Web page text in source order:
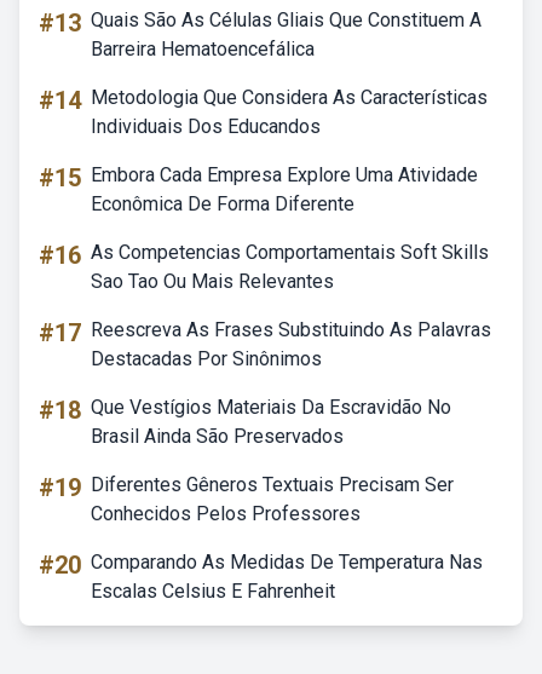
#13 Quais São As Células Gliais Que Constituem A
Barreira Hematoencefálica
#14 Metodologia Que Considera As Características
Individuais Dos Educandos
#15 Embora Cada Empresa Explore Uma Atividade
Econômica De Forma Diferente
#16 As Competencias Comportamentais Soft Skills
Sao Tao Ou Mais Relevantes
#17 Reescreva As Frases Substituindo As Palavras
Destacadas Por Sinônimos
#18 Que Vestígios Materiais Da Escravidão No
Brasil Ainda São Preservados
#19 Diferentes Gêneros Textuais Precisam Ser
Conhecidos Pelos Professores
#20 Comparando As Medidas De Temperatura Nas
Escalas Celsius E Fahrenheit